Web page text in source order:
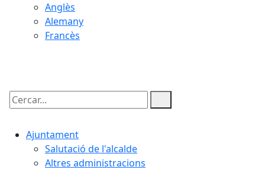
Anglès
Alemany
Francès
Cercar:
Ajuntament
Salutació de l'alcalde
Altres administracions